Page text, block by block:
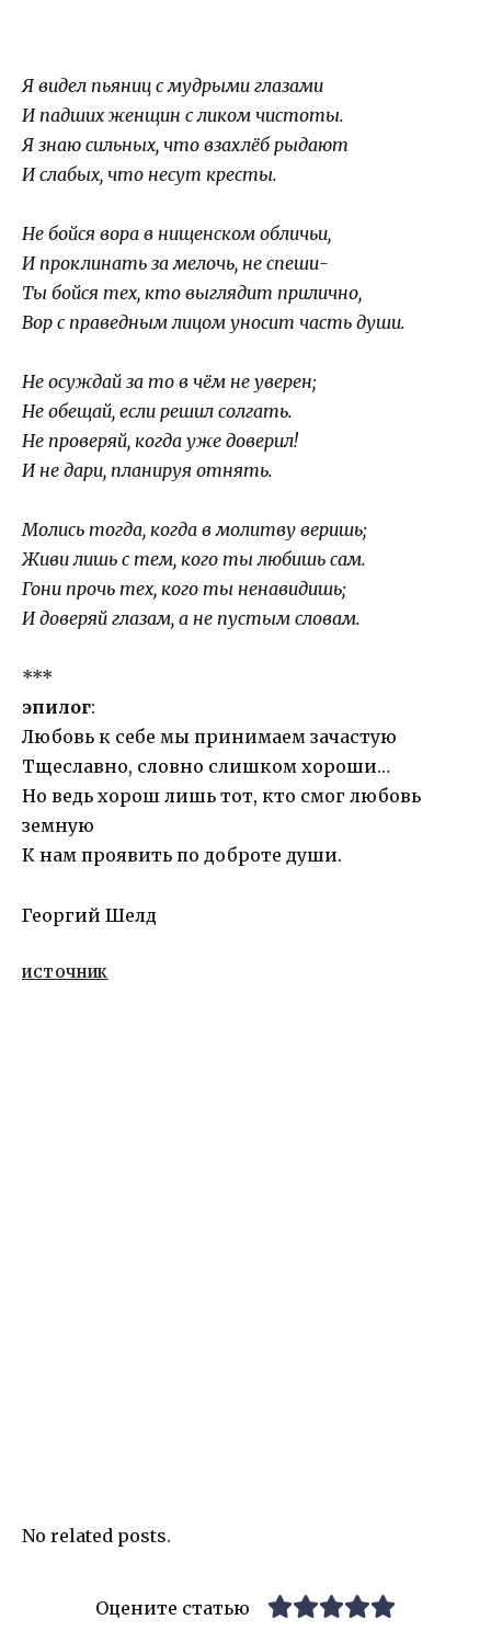
Я видел пьяниц с мудрыми глазами
И падших женщин с ликом чистоты.
Я знаю сильных, что взахлёб рыдают
И слабых, что несут кресты.
Не бойся вора в нищенском обличьи,
И проклинать за мелочь, не спеши-
Ты бойся тех, кто выглядит прилично,
Вор с праведным лицом уносит часть души.
Не осуждай за то в чём не уверен;
Не обещай, если решил солгать.
Не проверяй, когда уже доверил!
И не дари, планируя отнять.
Молись тогда, когда в молитву веришь;
Живи лишь с тем, кого ты любишь сам.
Гони прочь тех, кого ты ненавидишь;
И доверяй глазам, а не пустым словам.
***
эпилог:
Любовь к себе мы принимаем зачастую
Тщеславно, словно слишком хороши…
Но ведь хорош лишь тот, кто смог любовь
земную
К нам проявить по доброте души.
Георгий Шелд
ИСТОЧНИК
No related posts.
Оцените статью